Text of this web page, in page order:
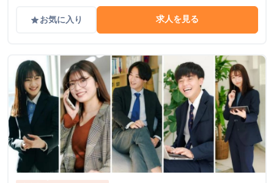
gradeお気に入り 求人を見る